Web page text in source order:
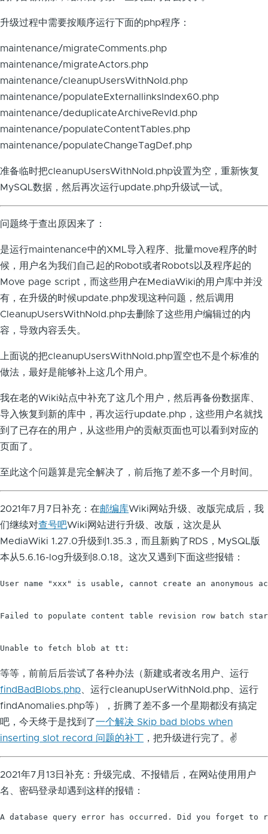
升级过程中需要按顺序运行下面的php程序：
maintenance/migrateComments.php
maintenance/migrateActors.php
maintenance/cleanupUsersWithNoId.php
maintenance/populateExternallinksIndex60.php
maintenance/deduplicateArchiveRevId.php
maintenance/populateContentTables.php
maintenance/populateChangeTagDef.php
准备临时把cleanupUsersWithNoId.php设置为空，重新恢复
MySQL数据，然后再次运行update.php升级试一试。
问题终于查出原因来了：
是运行maintenance中的XML导入程序、批量move程序的时
候，用户名为我们自己起的Robot或者Robots以及程序起的
Move page script，而这些用户在MediaWiki的用户库中并没
有，在升级的时候update.php发现这种问题，然后调用
CleanupUsersWithNoId.php去删除了这些用户编辑过的内
容，导致内容丢失。
上面说的把cleanupUsersWithNoId.php置空也不是个标准的
做法，最好是能够补上这几个用户。
我在老的Wiki站点中补充了这几个用户，然后再备份数据库、
导入恢复到新的库中，再次运行update.php，这些用户名就找
到了已存在的用户，从这些用户的贡献页面也可以看到对应的
页面了。
至此这个问题算是完全解决了，前后拖了差不多一个月时间。
2021年7月7日补充：在邮编库Wiki网站升级、改版完成后，我
们继续对查号吧Wiki网站进行升级、改版，这次是从
MediaWiki 1.27.0升级到1.35.3，而且新购了RDS，MySQL版
本从5.6.16-log升级到8.0.18。这次又遇到下面这些报错：
User name "xxx" is usable, cannot create an
Failed to populate content table revision row batch
Unable to fetch blob at tt:
等等，前前后后尝试了各种办法（新建或者改名用户、运行
findBadBlobs.php 、运行cleanupUserWithNoId.php、运行
findAnomalies.php等），折腾了差不多一个星期都没有搞定
吧，今天终于是找到了一个解决 Skip bad blobs when
inserting slot record 问题的补丁 ，把升级进行完了。✌️
2021年7月13日补充：升级完成、不报错后，在网站使用用户
名、密码登录却遇到这样的报错：
A database query error has occurred. Did you forget to